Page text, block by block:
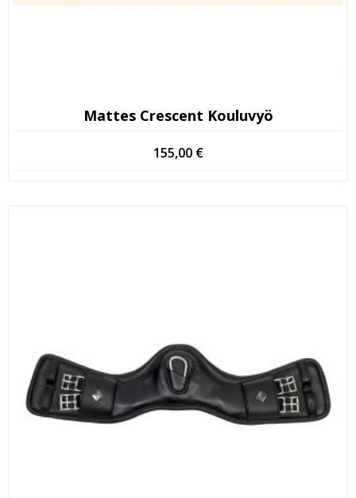
Mattes Crescent Kouluvyö
155,00 €